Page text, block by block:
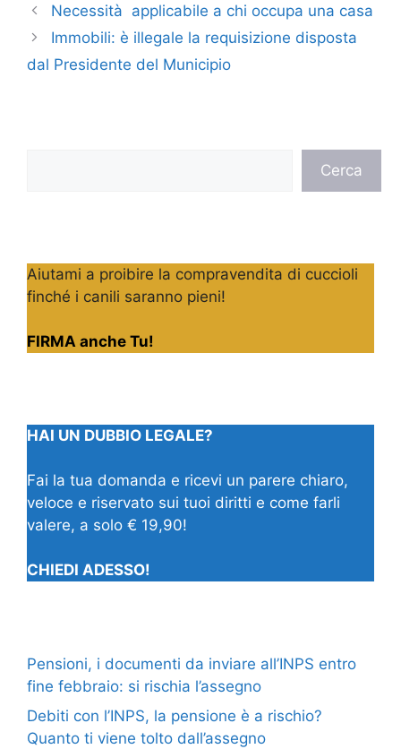
Necessità applicabile a chi occupa una casa
Immobili: è illegale la requisizione disposta
dal Presidente del Municipio
Cerca
Aiutami a proibire la compravendita di cuccioli
finché i canili saranno pieni!
FIRMA anche Tu!
HAI UN DUBBIO LEGALE?
Fai la tua domanda e ricevi un parere chiaro,
veloce e riservato sui tuoi diritti e come farli
valere, a solo € 19,90!
CHIEDI ADESSO!
Pensioni, i documenti da inviare all’INPS entro
fine febbraio: si rischia l’assegno
Debiti con l’INPS, la pensione è a rischio?
Quanto ti viene tolto dall’assegno